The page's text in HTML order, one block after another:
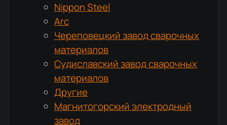
Nippon Steel
Arc
Череповецкий завод сварочных
материалов
Судиславский завод сварочных
материалов
Другие
Магнитогорский электродный
завод